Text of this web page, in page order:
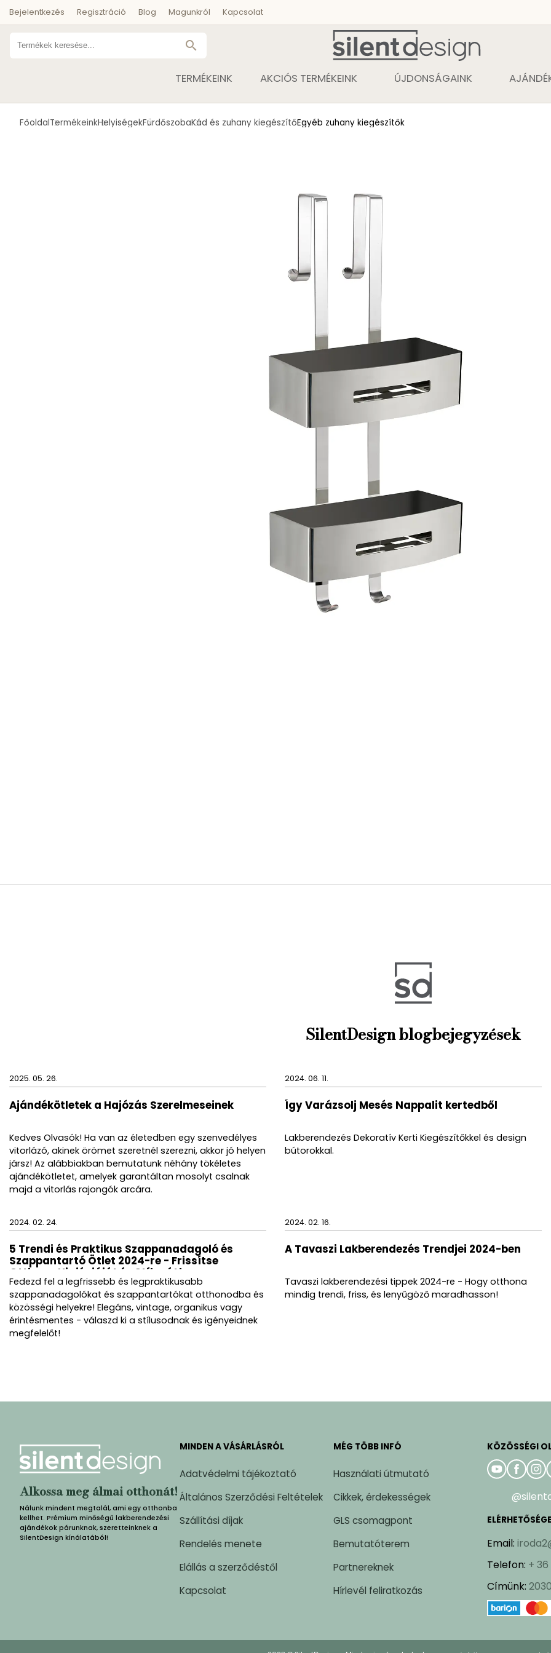
Bejelentkezés Regisztráció Blog Magunkról Kapcsolat
search
TERMÉKEINK AKCIÓS TERMÉKEINK ÚJDONSÁGAINK
FőoldalTermékeinkHelyiségekFürdőszobaKád és zuhany kiegészítőEgyéb zuhany kiegészítők
SilentDesign blogbejegyzések
2025. 05. 26.
Ajándékötletek a Hajózás Szerelmeseinek
Kedves Olvasók! Ha van az életedben egy szenvedélyes
vitorlázó, akinek örömet szeretnél szerezni, akkor jó helyen
jársz! Az alábbiakban bemutatunk néhány tökéletes
ajándékötletet, amelyek garantáltan mosolyt csalnak
majd a vitorlás rajongók arcára.
2024. 06. 11.
Így Varázsolj Mesés Nappalit kertedből
Lakberendezés Dekoratív Kerti Kiegészítőkkel és design
bútorokkal.
2024. 02. 24.
5 Trendi és Praktikus Szappanadagoló és
Szappantartó Ötlet 2024-re - Frissítse
Otthona Higiéniáját és Stílusát!
Fedezd fel a legfrissebb és legpraktikusabb
szappanadagolókat és szappantartókat otthonodba és
közösségi helyekre! Elegáns, vintage, organikus vagy
érintésmentes - válaszd ki a stílusodnak és igényeidnek
megfelelőt!
2024. 02. 16.
A Tavaszi Lakberendezés Trendjei 2024-ben
Tavaszi lakberendezési tippek 2024-re - Hogy otthona
mindig trendi, friss, és lenyűgöző maradhasson!
Alkossa meg álmai otthonát!
Nálunk mindent megtalál, ami egy otthonba
kellhet. Prémium minőségű lakberendezési
ajándékok párunknak, szeretteinknek a
SilentDesign kínálatából!
MINDEN A VÁSÁRLÁSRÓL
Adatvédelmi tájékoztató
Általános Szerződési Feltételek
Szállítási díjak
Rendelés menete
Elállás a szerződéstől
Kapcsolat
MÉG TÖBB INFÓ
Használati útmutató
Cikkek, érdekességek
GLS csomagpont
Bemutatóterem
Partnereknek
Hírlevél feliratkozás
KÖZÖSSÉGI
Email:
Telefon: +
Címünk: